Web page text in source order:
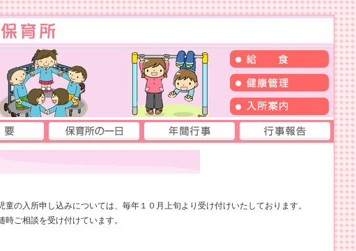
の入所申し込みについては、毎年１０月上旬より受け付けいたしております。
ご相談を受け付けています。